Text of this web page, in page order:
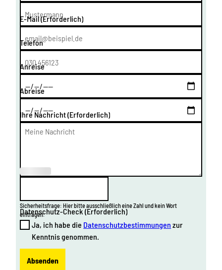
E-Mail(Erforderlich)
Telefon
Anreise
Abreise
Ihre Nachricht(Erforderlich)
(Erforderl
Sicherheitsfrage: Hier bitte ausschließlich eine Zahl und kein Wort
eintragen.
Datenschutz-Check(Erforderlich)
Ja, ich habe die Datenschutzbestimmungen zur
Kenntnis genommen.
Absenden